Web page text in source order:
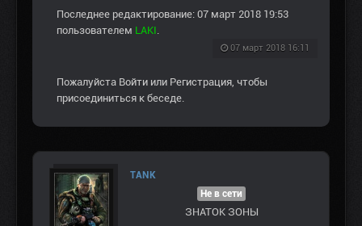
Последнее редактирование: 07 март 2018 19:53
пользователем LAKI
07 март 2018 16:11
Пожалуйста Войти или Регистрация , чтобы
присоединиться к беседе.
TANK
Не в сети
ЗНАТОК ЗОНЫ